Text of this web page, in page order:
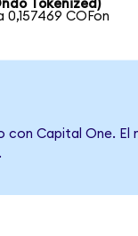
Tokenized)
0,157469 COFon
Capital One. El